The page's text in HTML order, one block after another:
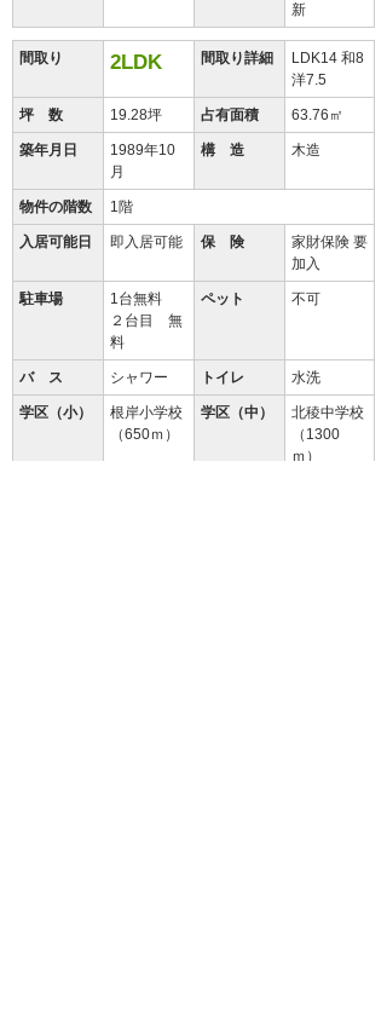
新
間取り 2LDK 間取り詳細
LDK14 和8
洋7.5
坪 数 19.28坪 占有面積 63.76㎡
築年月日
1989年10
月
構 造 木造
物件の階数 1階
入居可能日 即入居可能 保 険
家財保険 要
加入
駐車場
1台無料
２台目 無
料
ペット 不可
バ ス シャワー トイレ 水洗
学区（小）
根岸小学校
（650ｍ）
学区（中）
北稜中学校
（1300
ｍ）